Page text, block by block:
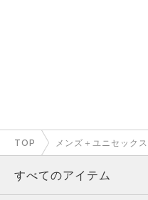
TOP メンズ＋ユニセックス
すべてのアイテム